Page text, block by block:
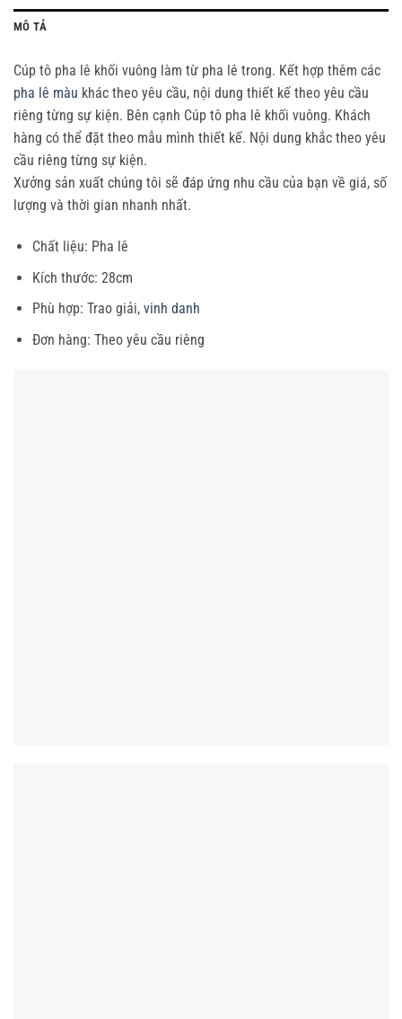
MÔ TẢ
Cúp tô pha lê khối vuông làm từ pha lê trong. Kết hợp thêm các
pha lê màu khác theo yêu cầu, nội dung thiết kế theo yêu cầu
riêng từng sự kiện. Bên cạnh Cúp tô pha lê khối vuông. Khách
hàng có thể đặt theo mẫu mình thiết kế. Nội dung khắc theo yêu
cầu riêng từng sự kiện.
Xưởng sản xuất chúng tôi sẽ đáp ứng nhu cầu của bạn về giá, số
lượng và thời gian nhanh nhất.
Chất liệu: Pha lê
Kích thước: 28cm
Phù hợp: Trao giải, vinh danh
Đơn hàng: Theo yêu cầu riêng